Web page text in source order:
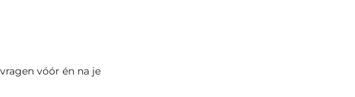
vóór én na je